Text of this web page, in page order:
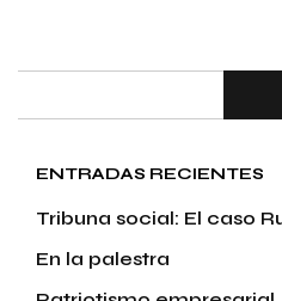
ENTRADAS RECIENTES
Tribuna social: El caso
En la palestra